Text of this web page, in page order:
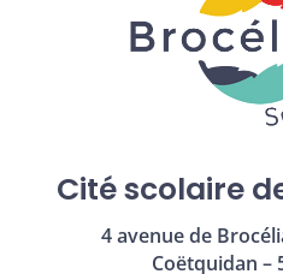
Cité scolaire
4 avenue de
Coëtquidan –